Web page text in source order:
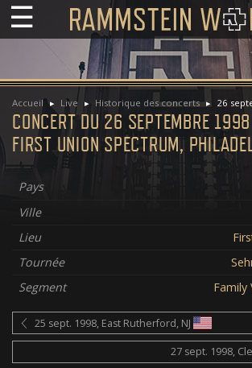
☰
Accueil Live Historique des concerts 26
CONCERT DU 26 SEPTEMBRE 1998
FIRST UNION SPECTRUM,
Pays
Ville
Lieu
Tournée
Segment
Family
25 sept. 1998, East Rutherford, NJ
27 sept. 1998,